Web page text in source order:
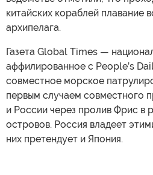
китайских кораблей плавание
архипелага.
Газета Global Times —
аффилированное с People’s
совместное морское
первым случаем совместного
и России через пролив Фрис в
островов. Россия владеет
них претендует и Япония.